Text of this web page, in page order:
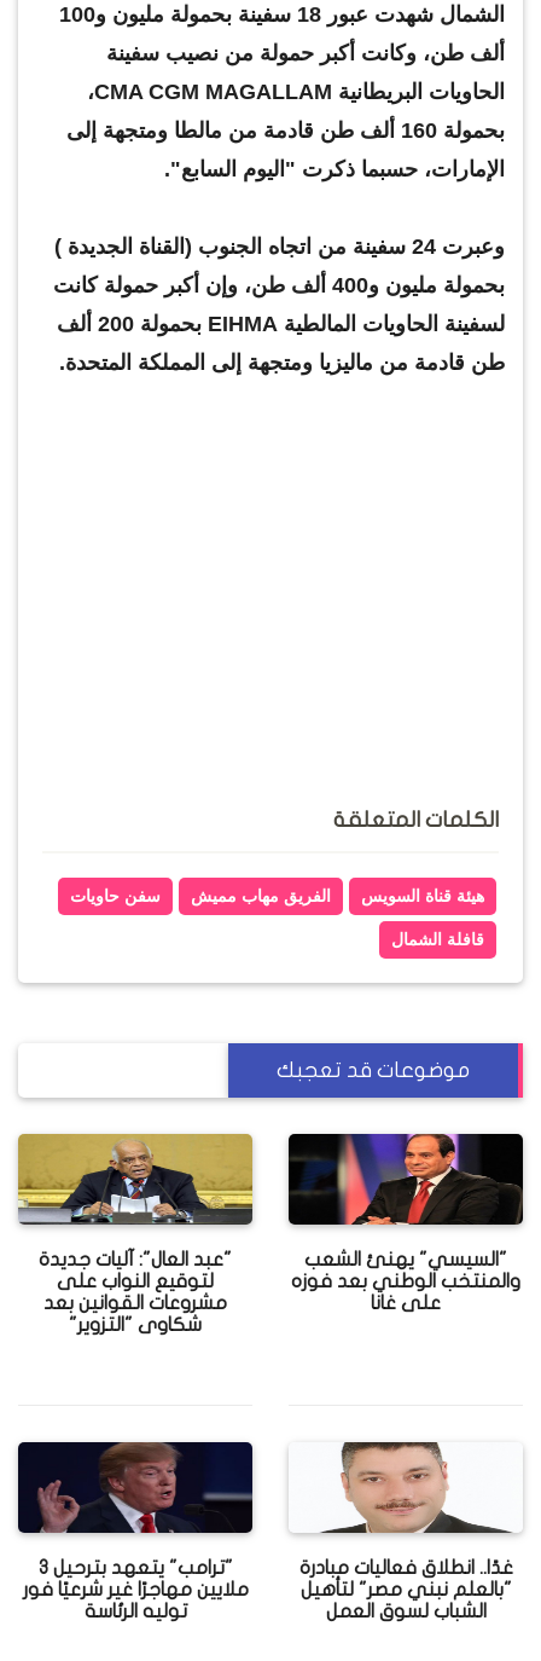
الشمال شهدت عبور 18 سفينة بحمولة مليون و100
ألف طن، وكانت أكبر حمولة من نصيب سفينة
الحاويات البريطانية CMA CGM MAGALLAM،
بحمولة 160 ألف طن قادمة من مالطا ومتجهة إلى
الإمارات، حسبما ذكرت "اليوم السابع".
وعبرت 24 سفينة من اتجاه الجنوب (القناة الجديدة )
بحمولة مليون و400 ألف طن، وإن أكبر حمولة كانت
لسفينة الحاويات المالطية EIHMA بحمولة 200 ألف
طن قادمة من ماليزيا ومتجهة إلى المملكة المتحدة.
الكلمات المتعلقة
هيئة قناة السويس الفريق مهاب مميش سفن حاويات
قافلة الشمال
موضوعات قد تعجبك
"السيسي" يهنئ الشعب
والمنتخب الوطني بعد فوزه
على غانا
"عبد العال": آليات جديدة
لتوقيع النواب على
مشروعات القوانين بعد
شكاوى "التزوير"
غدًا.. انطلاق فعاليات مبادرة
"بالعلم نبني مصر" لتأهيل
الشباب لسوق العمل
"ترامب" يتعهد بترحيل 3
ملايين مهاجرًا غير شرعيًا فور
توليه الرئاسة